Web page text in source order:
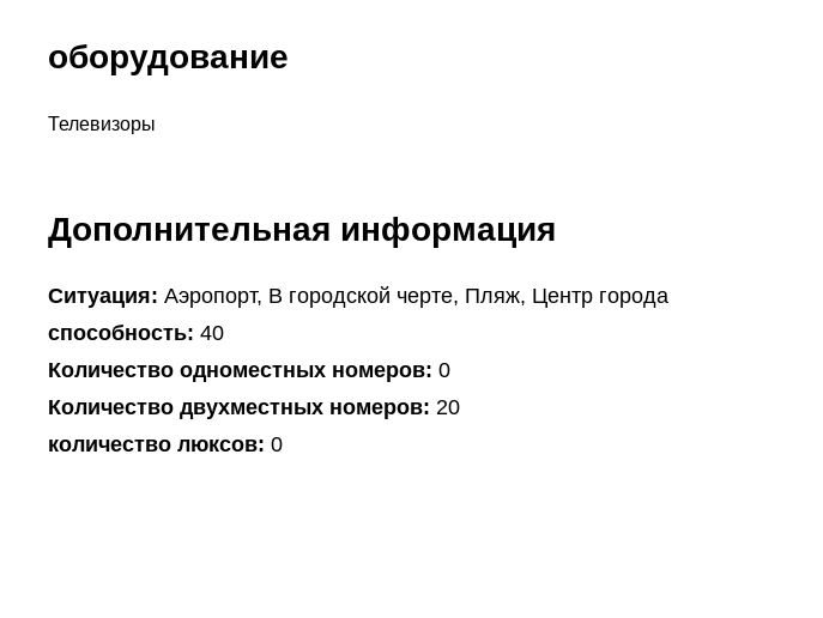
оборудование
Телевизоры
Дополнительная информация
Ситуация: Аэропорт, В городской черте, Пляж, Центр города
способность: 40
Количество одноместных номеров: 0
Количество двухместных номеров: 20
количество люксов: 0